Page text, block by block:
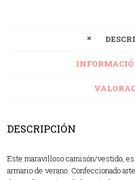
DESCRIPCIÓN
Este maravilloso camisón/vestido,
armario de verano. Confeccionado